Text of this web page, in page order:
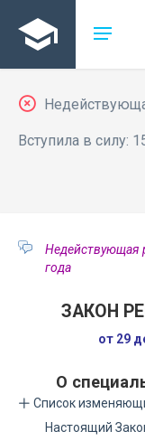
Вступила в силу:
Недействующая
года
ЗАКОН
от 29
О
Список
Настоящий